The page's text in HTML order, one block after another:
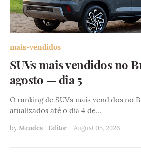
mais-vendidos
SUVs mais vendidos no
agosto — dia 5
O ranking de SUVs mais vendidos no
atualizados até o dia 4 de…
by Mendes - Editor - August 05, 2026